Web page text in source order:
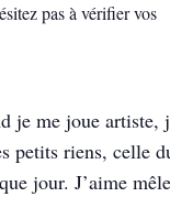
pas à vérifier vos
je me joue artiste,
petits riens, celle
jour. J’aime